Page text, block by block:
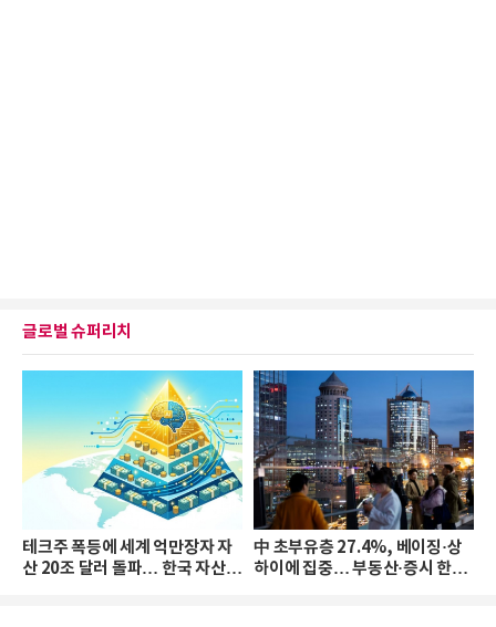
글로벌 슈퍼리치
테크주 폭등에 세계 억만장자 자
산 20조 달러 돌파… 한국 자산
中 초부유층 27.4%, 베이징·상
하이에 집중… 부동산·증시 한파